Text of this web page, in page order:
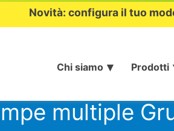
Novità: configura il tuo
Chi siamo Prodotti
multiple